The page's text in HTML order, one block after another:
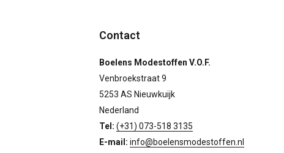
Contact
Boelens Modestoffen V.O.F.
Venbroekstraat 9
5253 AS Nieuwkuijk
Nederland
Tel: (+31) 073-518 3135
E-mail: info@boelensmodestoffen.nl